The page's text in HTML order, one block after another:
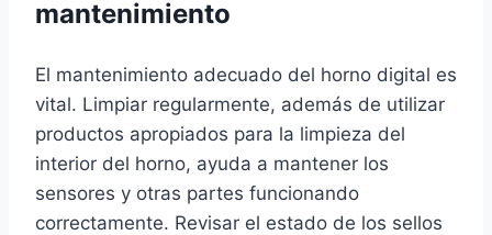
mantenimiento
El mantenimiento adecuado del horno digital es
vital. Limpiar regularmente, además de utilizar
productos apropiados para la limpieza del
interior del horno, ayuda a mantener los
sensores y otras partes funcionando
correctamente. Revisar el estado de los sellos